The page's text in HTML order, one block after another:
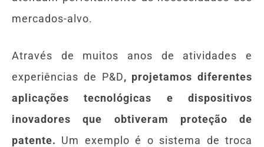
mercados-alvo.
Através de muitos anos de atividades e
experiências de P&D, projetamos diferentes
aplicações tecnológicas e dispositivos
inovadores que obtiveram proteção de
patente. Um exemplo é o sistema de troca